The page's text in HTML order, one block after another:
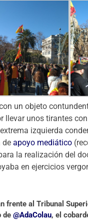
un objeto
unos tirantes
izquierda
deapoyo mediático
la realización del
en ejercicios
frente al Tribunal
de@AdaColau, el